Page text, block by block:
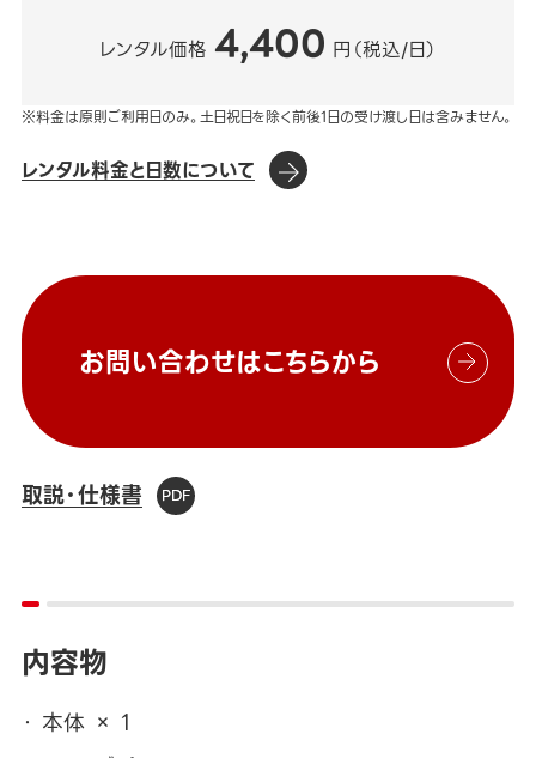
レンタル価格 4,400 円（税込/日）
※料金は原則ご利用日のみ。土日祝日を除く前後1日の受け渡し日は含みません。
レンタル料金と日数について
お問い合わせはこちらから
取説・仕様書
内容物
本体 × 1